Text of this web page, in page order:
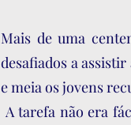
Mais de uma
desafiados a
e meia os jovens
A tarefa não era